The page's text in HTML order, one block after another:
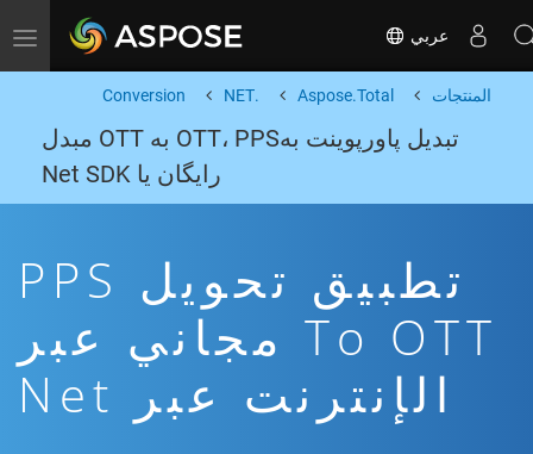
Toggle navigation عربي
المنتجات Aspose.Total
.NET
Conversion
تبدیل پاورپوینت بهOTT، PPS به OTT مبدل
رایگان یا Net SDK
تطبيق تحويل PPS
To OTT مجاني عبر
الإنترنت عبر Net